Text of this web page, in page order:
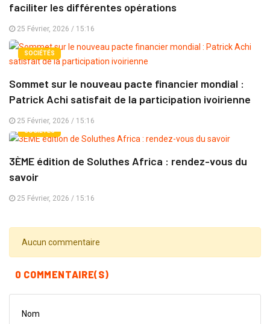
faciliter les différentes opérations
25 Février, 2026 / 15:16
SOCIÉTÉS
Sommet sur le nouveau pacte financier mondial :
Patrick Achi satisfait de la participation ivoirienne
25 Février, 2026 / 15:16
SOCIÉTÉS
3ÈME édition de Soluthes Africa : rendez-vous du
savoir
25 Février, 2026 / 15:16
Aucun commentaire
0 COMMENTAIRE(S)
Nom